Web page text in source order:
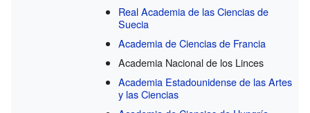
Real Academia de las Ciencias de
Suecia
Academia de Ciencias de Francia
Academia Nacional de los Linces
Academia Estadounidense de las Artes
y las Ciencias